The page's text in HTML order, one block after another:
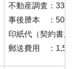
不動産調査：332
事後謄本 ：500
印紙代（契約書
郵送費用 ：